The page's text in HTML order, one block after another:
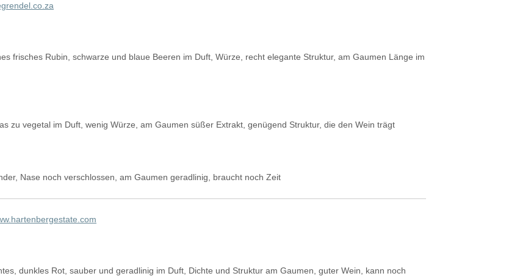
frisches Rubin, schwarze und blaue Beeren im Duft, Würze, recht elegante Struktur, am Gaumen Länge im
zu vegetal im Duft, wenig Würze, am Gaumen süßer Extrakt, genügend Struktur, die den Wein trägt
Nase noch verschlossen, am Gaumen geradlinig, braucht noch Zeit
dunkles Rot, sauber und geradlinig im Duft, Dichte und Struktur am Gaumen, guter Wein, kann noch